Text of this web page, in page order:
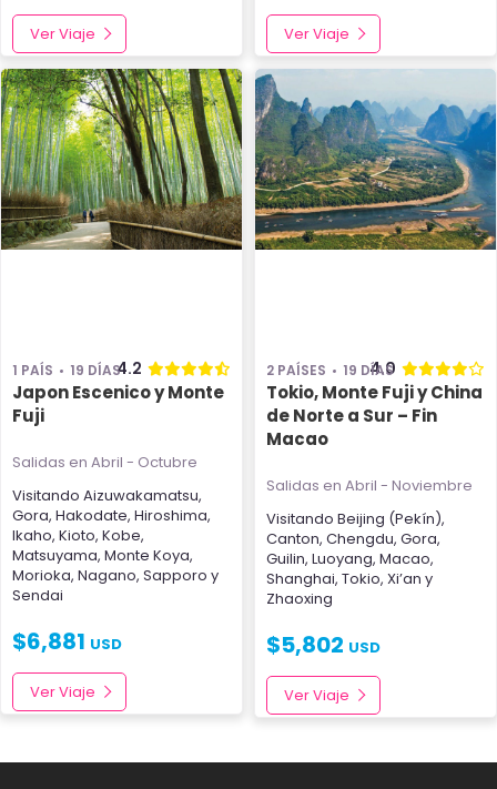
Ver Viaje Ver Viaje
1 PAÍS 19 DÍAS4.2
Japon Escenico y Monte
Fuji
Salidas en Abril - Octubre
Visitando Aizuwakamatsu,
Gora, Hakodate, Hiroshima,
Ikaho, Kioto, Kobe,
Matsuyama, Monte Koya,
Morioka, Nagano, Sapporo y
Sendai
$6,881 USD
Ver Viaje
2 PAÍSES 19 DÍAS
4.0
Tokio, Monte Fuji y China
de Norte a Sur – Fin
Macao
Salidas en Abril - Noviembre
Visitando Beijing (Pekín),
Canton, Chengdu, Gora,
Guilin, Luoyang, Macao,
Shanghai, Tokio, Xi’an y
Zhaoxing
$5,802 USD
Ver Viaje